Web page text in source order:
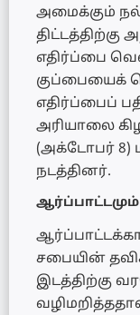
அமைக்கும்
திட்டத்திற்கு
எதிர்ப்பை
குப்பையைக்
எதிர்ப்பைப்
அரியாலை
(அக்டோபர்
நடத்தினர்.
சபையின்
இடத்திற்கு